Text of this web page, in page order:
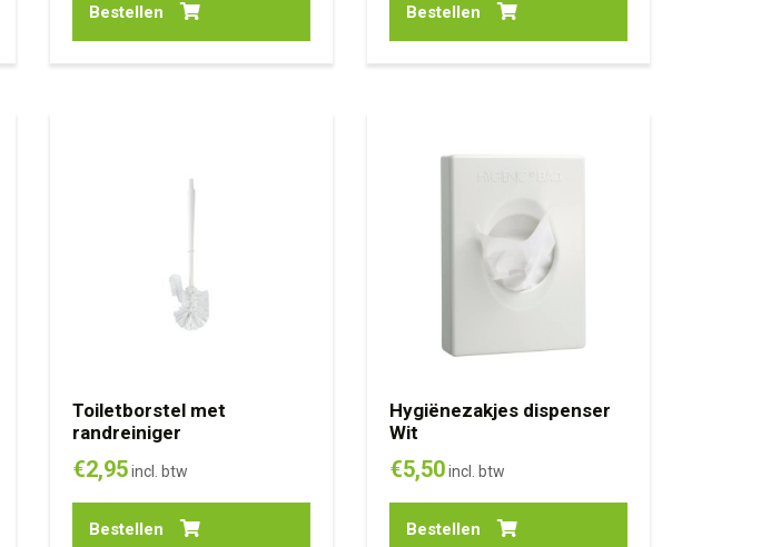
Bestellen Bestellen
Toiletborstel met
randreiniger
€2,95incl. btw
Bestellen
Hygiënezakjes dispenser
Wit
€5,50incl. btw
Bestellen